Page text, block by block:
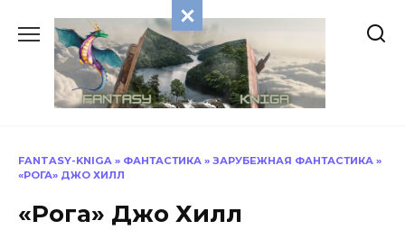
содержанию
FANTASY-KNIGA » ФАНТАСТИКА » ЗАРУБЕЖНАЯ ФАНТАСТИКА »
«РОГА» ДЖО ХИЛЛ
«Рога» Джо Хилл